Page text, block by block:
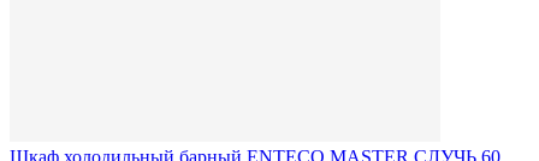
Шкаф холодильный барный ENTECO MASTER СЛУЧЬ 60